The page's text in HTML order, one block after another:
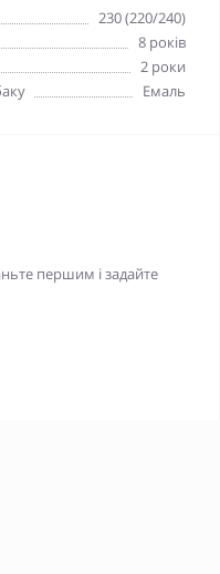
230 (220/240)
8 років
2 роки
Емаль
першим і задайте